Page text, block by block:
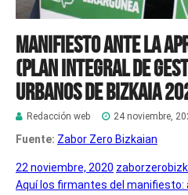
Manifiesto ante la
(Plan Integral de
Urbanos de Bizkaia
Redacción web 24 noviembre,
Fuente: Zabor Zero Bizkaian
22 noviembre, 2020
Aquí los firmantes del